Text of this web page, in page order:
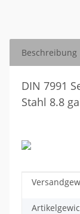
Beschreibung
DIN 7991
Stahl 8.8
Wert